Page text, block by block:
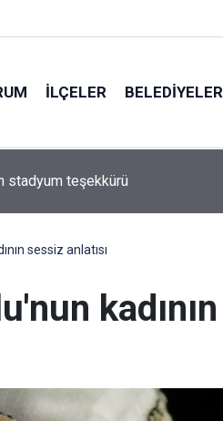
İLÇELER BELEDIYELER
sessiz anlatısı
kadının